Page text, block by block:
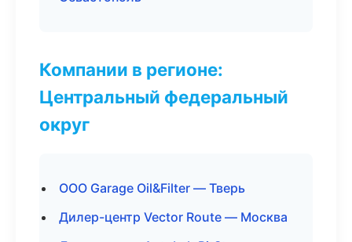
Компании в регионе:
Центральный федеральный
округ
ООО Garage Oil&Filter — Тверь
Дилер-центр Vector Route — Москва